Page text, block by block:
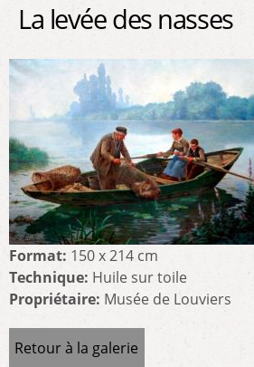
La levée des nasses
Format: 150 x 214 cm
Technique: Huile sur toile
Propriétaire: Musée de Louviers
Retour à la galerie